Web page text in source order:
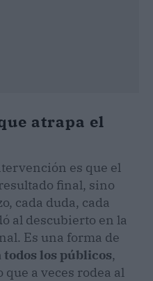
atrapa el
es que el
final, sino
cada duda, cada
al descubierto en la
Es una forma de
los públicos,
a veces rodea al